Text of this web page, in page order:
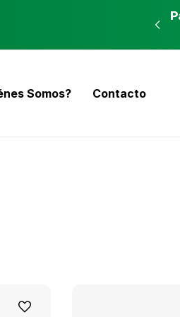
con pedidos mayores a
Somos? Contacto
Envíos